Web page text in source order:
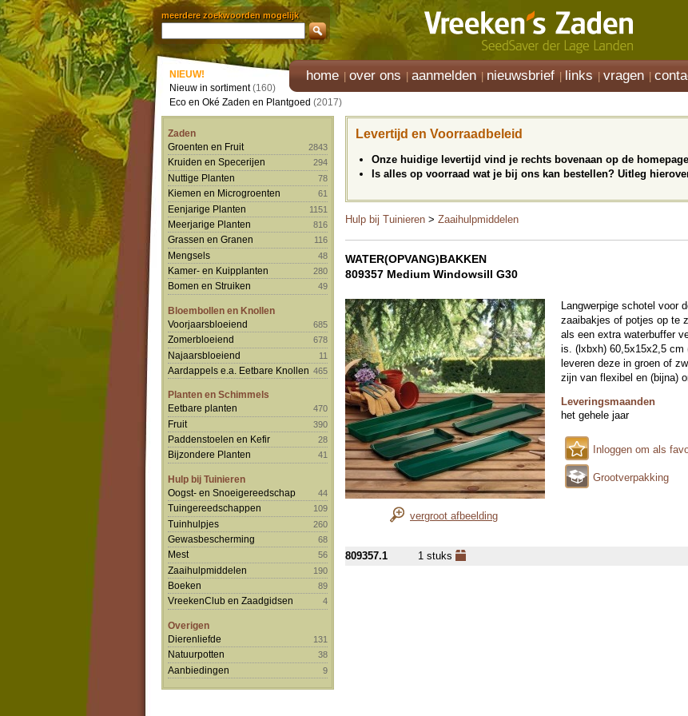
meerdere zoekwoorden mogelijk
home over ons aanmelden nieuwsbrief links vragen
NIEUW!
Nieuw in sortiment(160)
Eco en Oké Zaden en Plantgoed (2017)
Zaden
Groenten en Fruit
2843
Kruiden en Specerijen 294
Nuttige Planten 78
Kiemen en Microgroenten 61
Eenjarige Planten 1151
Meerjarige Planten 816
Grassen en Granen 116
Mengsels 48
Kamer- en Kuipplanten 280
Bomen en Struiken 49
Bloembollen en Knollen
Voorjaarsbloeiend
685
Zomerbloeiend 678
Najaarsbloeiend 11
Aardappels e.a. Eetbare Knollen 465
Planten en Schimmels
Eetbare planten
470
Fruit 390
Paddenstoelen en Kefir 28
Bijzondere Planten 41
Hulp bij Tuinieren
Oogst- en Snoeigereedschap
44
Tuingereedschappen 109
Tuinhulpjes 260
Gewasbescherming 68
Mest 56
Zaaihulpmiddelen 190
Boeken 89
VreekenClub en Zaadgidsen 4
Overigen
Dierenliefde
131
Natuurpotten 38
Aanbiedingen 9
Levertijd en Voorraadbeleid
Onze huidige levertijd vind je rechts bovenaan op de homepage
Is alles op voorraad wat je bij ons kan bestellen? Uitleg
Hulp bij Tuinieren > Zaaihulpmiddelen
WATER(OPVANG)BAKKEN
809357 Medium Windowsill G30
vergroot afbeelding
Langwerpige schotel voor
zaaibakjes of potjes op te
als een extra waterbuffer
is. (lxbxh) 60,5x15x2,5 cm
leveren deze in groen of
zijn van flexibel en (bijna)
Leveringsmaanden
het gehele jaar
Inloggen om als
Grootverpakking
809357.1 1 stuks